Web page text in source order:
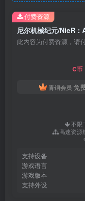
此内容为付费资源，请
C币
青铜会员 免
不限
高速资源
支持设备
游戏语言
游戏版本
支持外设
付费资源